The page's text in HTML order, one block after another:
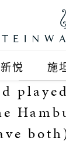
新悦 施
施
波